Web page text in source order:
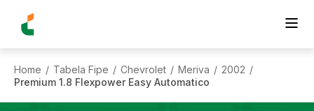
Home / Tabela Fipe / Chevrolet / Meriva / 2002 /
Premium 1.8 Flexpower Easy Automatico